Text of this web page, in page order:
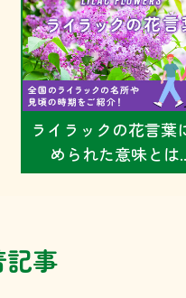
ライラックの花言葉
められた意味とは
記事